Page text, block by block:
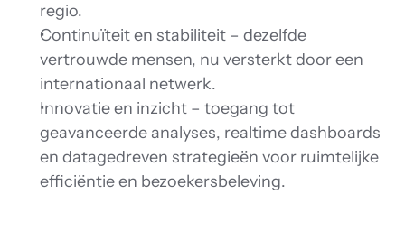
regio.
Continuïteit en stabiliteit – dezelfde
vertrouwde mensen, nu versterkt door een
internationaal netwerk.
Innovatie en inzicht – toegang tot
geavanceerde analyses, realtime dashboards
en datagedreven strategieën voor ruimtelijke
efficiëntie en bezoekersbeleving.